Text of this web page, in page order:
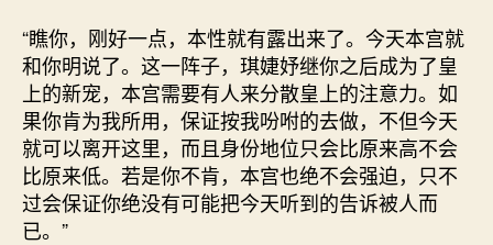
“瞧你，刚好一点，本性就有露出来了。今天本宫就
和你明说了。这一阵子，琪婕妤继你之后成为了皇
上的新宠，本宫需要有人来分散皇上的注意力。如
果你肯为我所用，保证按我吩咐的去做，不但今天
就可以离开这里，而且身份地位只会比原来高不会
比原来低。若是你不肯，本宫也绝不会强迫，只不
过会保证你绝没有可能把今天听到的告诉被人而
已。”